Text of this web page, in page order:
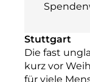
Stuttgart
Die fast
kurz vor
für viele